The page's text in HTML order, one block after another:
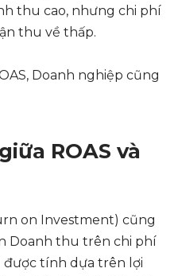
thu cao, nhưng chi phí
thu về thấp.
Doanh nghiệp cũng
ROAS và
on Investment) cũng
Doanh thu trên chi phí
được tính dựa trên lợi